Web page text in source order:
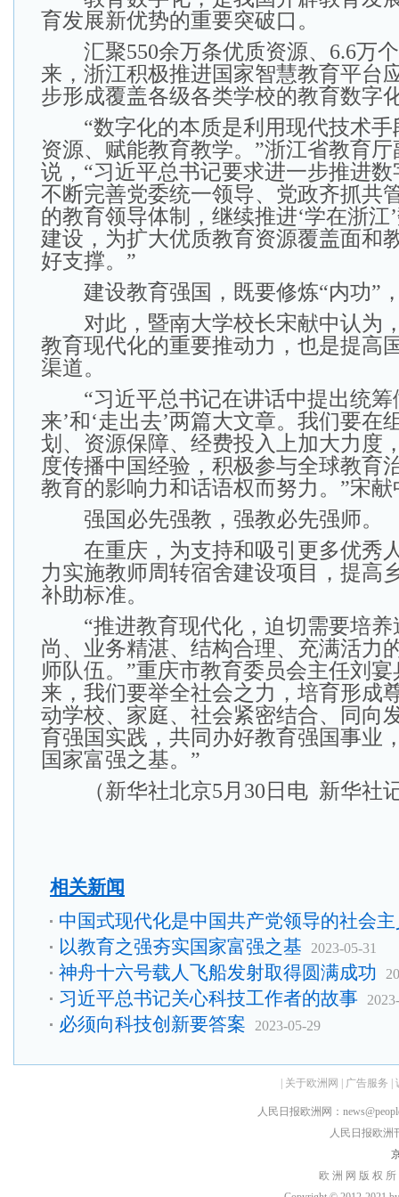
育发展新优势的重要突破口。
汇聚550余万条优质资源、6.6万
来，浙江积极推进国家智慧教育平台
步形成覆盖各级各类学校的教育数字
“数字化的本质是利用现代技术手
资源、赋能教育教学。”浙江省教育
说，“习近平总书记要求进一步推进
不断完善党委统一领导、党政齐抓共
的教育领导体制，继续推进‘学在浙江
建设，为扩大优质教育资源覆盖面和
好支撑。”
建设教育强国，既要修炼“内功”
对此，暨南大学校长宋献中认为
教育现代化的重要推动力，也是提高
渠道。
“习近平总书记在讲话中提出统筹
来’和‘走出去’两篇大文章。我们要在
划、资源保障、经费投入上加大力度
度传播中国经验，积极参与全球教育
教育的影响力和话语权而努力。”宋献
强国必先强教，强教必先强师。
在重庆，为支持和吸引更多优秀
力实施教师周转宿舍建设项目，提高
补助标准。
“推进教育现代化，迫切需要培养
尚、业务精湛、结构合理、充满活力
师队伍。”重庆市教育委员会主任刘
来，我们要举全社会之力，培育形成
动学校、家庭、社会紧密结合、同向
育强国实践，共同办好教育强国事业
国家富强之基。”
（新华社北京5月30日电 新华社
相关新闻
中国式现代化是中国共产党领导的社会
以教育之强夯实国家富强之基 2023-05-31
神舟十六号载人飞船发射取得圆满成功
习近平总书记关心科技工作者的故事
必须向科技创新要答案 2023-05-29
关于欧洲网 广告服务
人民日报欧洲网：
人民日报欧洲
欧 洲 网 版 权